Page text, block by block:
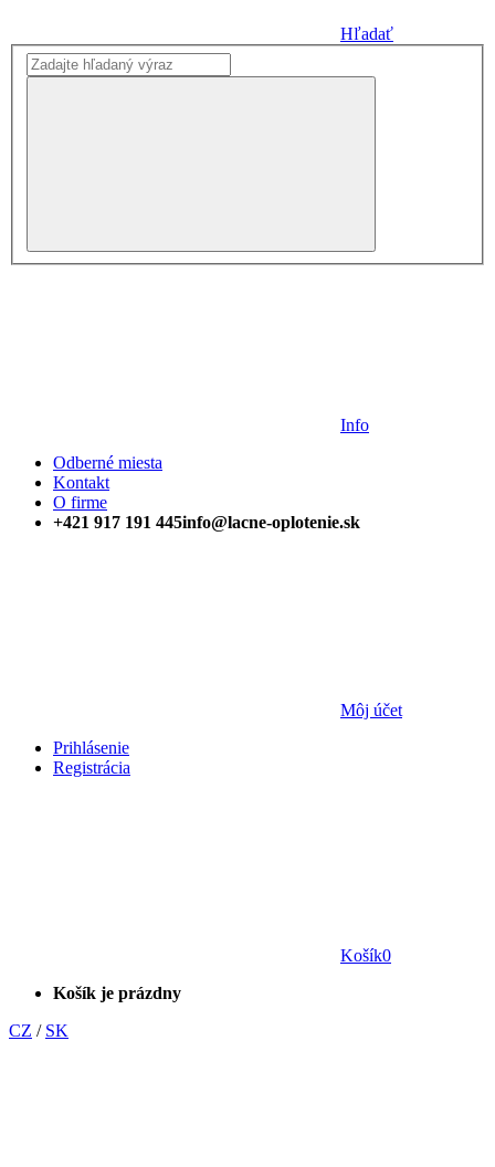
Hľadať
Info
Odberné miesta
Kontakt
O firme
+421 917 191 445info@lacne-oplotenie.sk
Môj účet
Prihlásenie
Registrácia
Košík0
Košík je prázdny
CZ / SK